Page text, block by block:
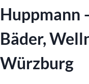
Huppmann
Bäder,
Würzburg